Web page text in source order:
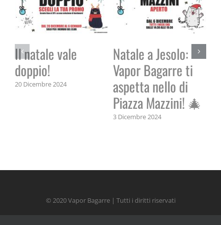
Il natale vale
doppio!
20 Dicembre 2024
Natale a Jesolo:
Vapor Bagarre ti
aspetta nello di
Piazza Mazzini! 🎄
3 Dicembre 2024
© 2020 Vapor Bagarre | Tutti i diritti riservati